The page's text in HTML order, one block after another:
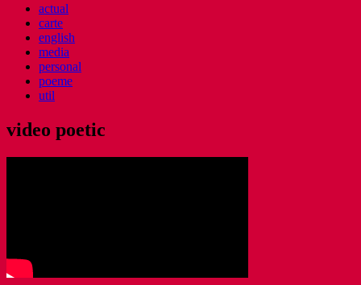
actual
carte
english
media
personal
poeme
util
video poetic